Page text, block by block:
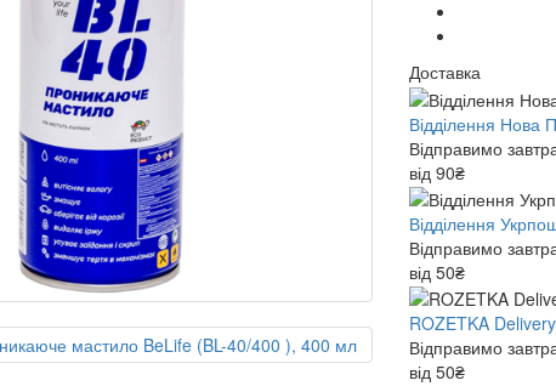
Доставка
Відділення Нова
Відправимо
від 90₴
Відділення
Відправимо
від 50₴
ROZETKA Delivery
Відправимо
від 50₴